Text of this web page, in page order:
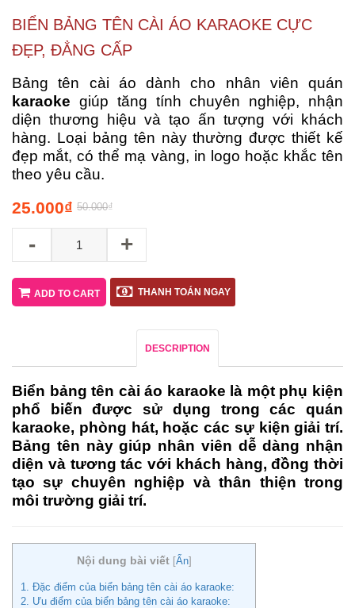
BIỂN BẢNG TÊN CÀI ÁO KARAOKE CỰC
ĐẸP, ĐẲNG CẤP
Bảng tên cài áo dành cho nhân viên quán
karaoke giúp tăng tính chuyên nghiệp, nhận
diện thương hiệu và tạo ấn tượng với khách
hàng. Loại bảng tên này thường được thiết kế
đẹp mắt, có thể mạ vàng, in logo hoặc khắc tên
theo yêu cầu.
₫
50.000
₫
25.000
- +
ADD TO CART THANH TOÁN NGAY
DESCRIPTION
Biển bảng tên cài áo karaoke là một phụ kiện
phổ biến được sử dụng trong các quán
karaoke, phòng hát, hoặc các sự kiện giải trí.
Bảng tên này giúp nhân viên dễ dàng nhận
diện và tương tác với khách hàng, đồng thời
tạo sự chuyên nghiệp và thân thiện trong
môi trường giải trí.
Nội dung bài viết [Ẩn]
1. Đặc điểm của biển bảng tên cài áo karaoke:
2. Ưu điểm của biển bảng tên cài áo karaoke: